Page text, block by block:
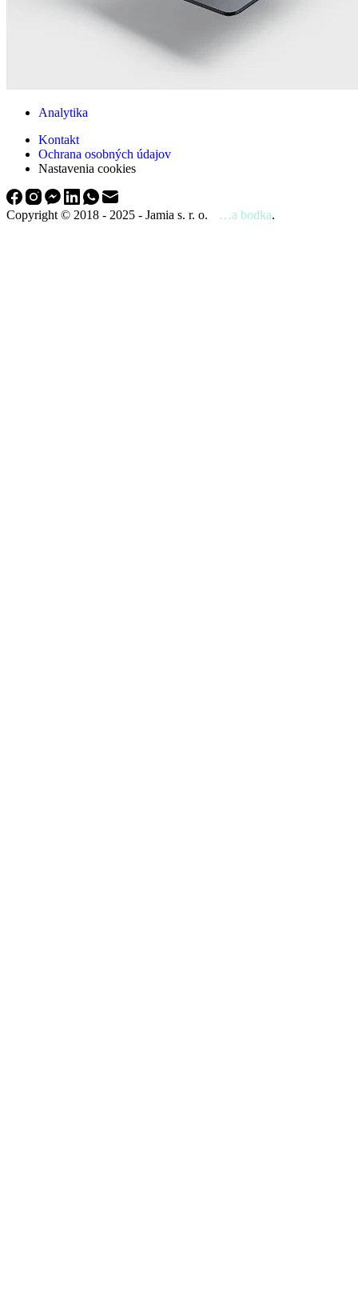
Analytika
Kontakt
Ochrana osobných údajov
Nastavenia cookies
Copyright © 2018 - 2025 - Jamia s. r. o. …a bodka.